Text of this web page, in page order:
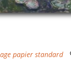
papier standard